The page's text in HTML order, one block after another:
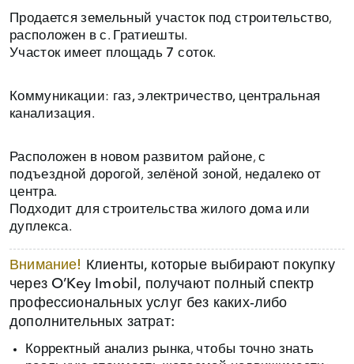
Продается земельный участок под строительство,
расположен в с. Гратиешты.
Участок имеет площадь 7 соток.
Коммуникации: газ, электричество, центральная
канализация.
Расположен в новом развитом районе, с
подъездной дорогой, зелёной зоной, недалеко от
центра.
Подходит для строительства жилого дома или
дуплекса.
Внимание!
Клиенты, которые выбирают покупку
через O’Key Imobil, получают полный спектр
профессиональных услуг без каких‑либо
дополнительных затрат:
Корректный анализ рынка, чтобы точно знать